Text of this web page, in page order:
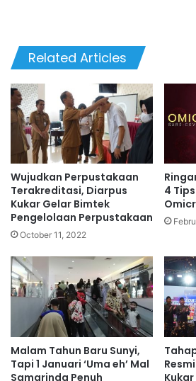
Related Articles
Wujudkan Perpustakaan
Terakreditasi, Diarpus
Kukar Gelar Bimtek
Pengelolaan Perpustakaan
October 11, 2022
4
Malam Tahun Baru Sunyi,
Tapi 1 Januari ‘Uma eh’ Mal
Samarinda Penuh
Kukar